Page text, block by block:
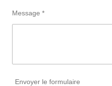
Message *
Envoyer le formulaire